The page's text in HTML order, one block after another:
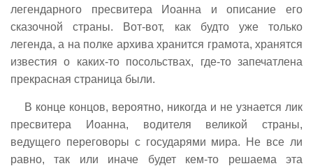
легендарного пресвитера Иоанна и описание его
сказочной страны. Вот-вот, как будто уже только
легенда, а на полке архива хранится грамота, хранятся
известия о каких-то посольствах, где-то запечатлена
прекрасная страница были.
В конце концов, вероятно, никогда и не узнается лик
пресвитера Иоанна, водителя великой страны,
ведущего переговоры с государями мира. Не все ли
равно, так или иначе будет кем-то решаема эта